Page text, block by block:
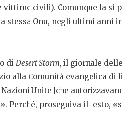
civili). Comunque la si
stessa Onu, negli ultimi anni
di Desert Storm, il giornale
alla Comunità evangelica di
Unite [che
Perché, proseguiva il testo,